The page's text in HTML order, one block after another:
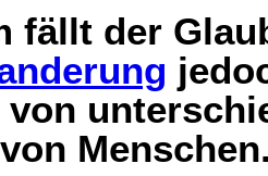
fällt der
von